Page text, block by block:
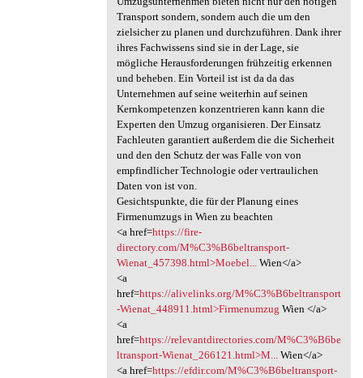
Transport sondern, sondern auch die um den
zielsicher zu planen und durchzuführen. Dank ihrer
ihres Fachwissens sind sie in der Lage, sie
mögliche Herausforderungen frühzeitig erkennen
und beheben. Ein Vorteil ist ist da da das
Unternehmen auf seine weiterhin auf seinen
Kernkompetenzen konzentrieren kann kann die
Experten den Umzug organisieren. Der Einsatz
Fachleuten garantiert außerdem die die Sicherheit
und den den Schutz der was Falle von von
empfindlicher Technologie oder vertraulichen
Daten von ist von.
Gesichtspunkte, die für der Planung eines
Firmenumzugs in Wien zu beachten
<a href=https://fire-
directory.com/M%C3%B6beltransport-
Wienat_457398.html>Moebel...Wien</a>
<a
href=https://alivelinks.org/M%C3%B6beltransport
-Wienat_448911.html>Firmenumzug Wien </a>
<a
href=https://relevantdirectories.com/M%C3%B6be
ltransport-Wienat_266121.html>M...Wien</a>
<a href=https://efdir.com/M%C3%B6beltransport-